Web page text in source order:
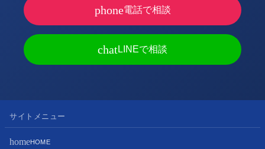
phone電話で相談
chatLINEで相談
サイトメニュー
homeHOME